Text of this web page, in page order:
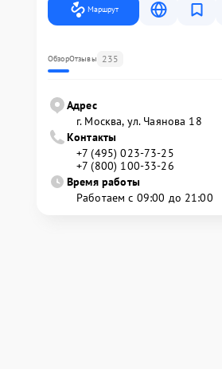
Маршрут
ОбзорОтзывы 235
Адрес
г. Москва, ул. Чаянова 18
Контакты
+7 (495) 023-73-25
+7 (800) 100-33-26
Время работы
Работаем с 09:00 до 21:00